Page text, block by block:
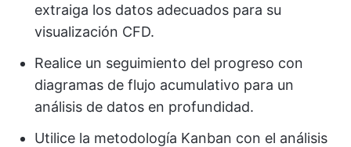
extraiga los datos adecuados para su
visualización CFD.
Realice un seguimiento del progreso con
diagramas de flujo acumulativo para un
análisis de datos en profundidad.
Utilice la metodología Kanban con el análisis